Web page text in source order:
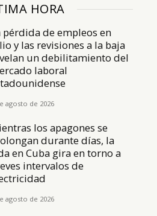
HORA
pérdida de empleos en
y las revisiones a la baja
un debilitamiento del
laboral
agosto de 2026
los apagones se
durante días, la
en Cuba gira en torno a
intervalos de
agosto de 2026